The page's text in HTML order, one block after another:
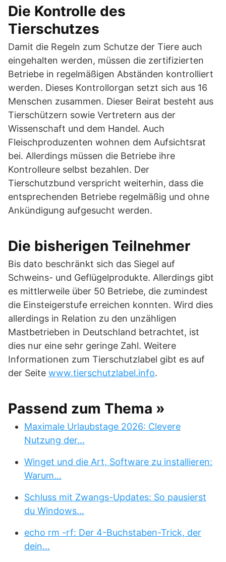
Die Kontrolle des
Tierschutzes
Damit die Regeln zum Schutze der Tiere auch
eingehalten werden, müssen die zertifizierten
Betriebe in regelmäßigen Abständen kontrolliert
werden. Dieses Kontrollorgan setzt sich aus 16
Menschen zusammen. Dieser Beirat besteht aus
Tierschützern sowie Vertretern aus der
Wissenschaft und dem Handel. Auch
Fleischproduzenten wohnen dem Aufsichtsrat
bei. Allerdings müssen die Betriebe ihre
Kontrolleure selbst bezahlen. Der
Tierschutzbund verspricht weiterhin, dass die
entsprechenden Betriebe regelmäßig und ohne
Ankündigung aufgesucht werden.
Die bisherigen Teilnehmer
Bis dato beschränkt sich das Siegel auf
Schweins- und Geflügelprodukte. Allerdings gibt
es mittlerweile über 50 Betriebe, die zumindest
die Einsteigerstufe erreichen konnten. Wird dies
allerdings in Relation zu den unzähligen
Mastbetrieben in Deutschland betrachtet, ist
dies nur eine sehr geringe Zahl. Weitere
Informationen zum Tierschutzlabel gibt es auf
der Seite www.tierschutzlabel.info.
Passend zum Thema »
Maximale Urlaubstage 2026: Clevere
Nutzung der…
Winget und die Art, Software zu installieren:
Warum…
Schluss mit Zwangs-Updates: So pausierst
du Windows…
echo rm -rf: Der 4-Buchstaben-Trick, der
dein…